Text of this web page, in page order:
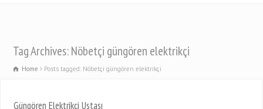
Tag Archives: Nöbetçi güngören elektrikçi
Home Posts tagged: Nöbetçi güngören elektrikçi
Güngören Elektrikçi Ustası